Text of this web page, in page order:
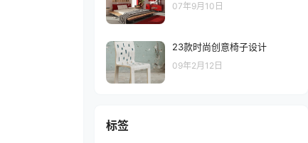
07年9月10日
23款时尚创意椅子设计
09年2月12日
标签